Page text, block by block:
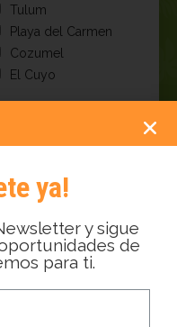
Tulum
Playa del Carmen
Cozumel
El Cuyo
ya!
y sigue
de
para ti.